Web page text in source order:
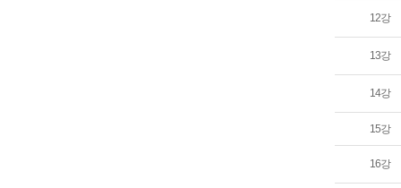
12강
13강
14강
15강
16강